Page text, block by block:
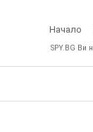
Начало
SPY.BG Ви